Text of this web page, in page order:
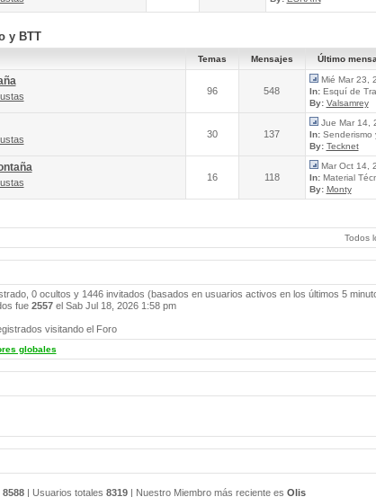
y BTT
Temas Mensajes Último
96 548
Mié Mar 23,
In:Esquí de
By: Valsamrey
30 137
Jue Mar 14,
In:Senderismo
By: Tecknet
16 118
Mar Oct 14,
In:Material
By: Monty
Todos
0 ocultos y 1446 invitados (basados en usuarios activos en los últimos 5
fue 2557el Sab Jul 18, 2026 1:58 pm
visitando el Foro
globales
8588| Usuarios totales 8319| Nuestro Miembro más reciente es Olis